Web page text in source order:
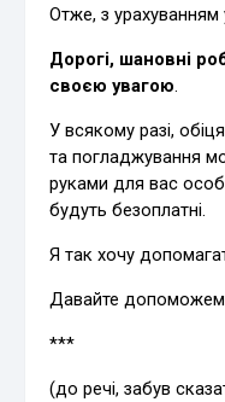
Отже, з
Дорогі, шановні
своєю увагою.
У всякому разі,
та погладжування
руками для вас
будуть безоплатні.
Я так хочу
Давайте
***
(до речі, забув